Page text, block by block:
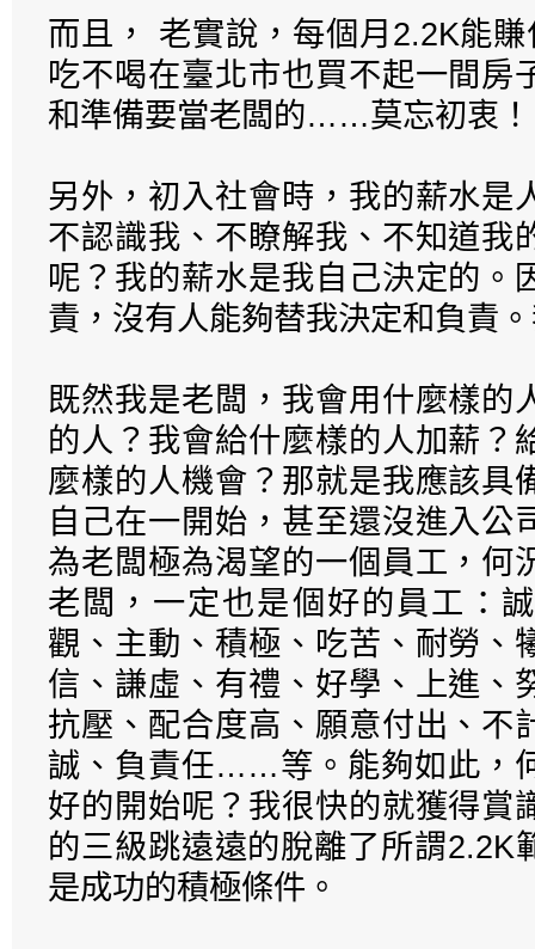
而且， 老實說，每個月2.2K能
吃不喝在臺北市也買不起一間房
和準備要當老闆的……莫忘初衷！
另外，初入社會時，我的薪水是
不認識我、不瞭解我、不知道我
呢？我的薪水是我自己決定的。
責，沒有人能夠替我決定和負責
既然我是老闆，我會用什麼樣的
的人？我會給什麼樣的人加薪？
麼樣的人機會？那就是我應該具
自己在一開始，甚至還沒進入公
為老闆極為渴望的一個員工，何
老闆，一定也是個好的員工：
觀、主動、積極、吃苦、耐勞、
信、謙虛、有禮、好學、上進、
抗壓、配合度高、願意付出、不
誠、負責任……等。能夠如此，
好的開始呢？我很快的就獲得賞
的三級跳遠遠的脫離了所謂2.2K
是成功的積極條件。